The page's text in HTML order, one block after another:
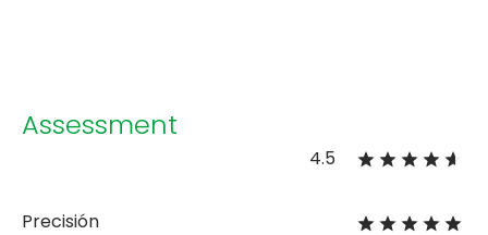
Assessment
4.5
Precisión